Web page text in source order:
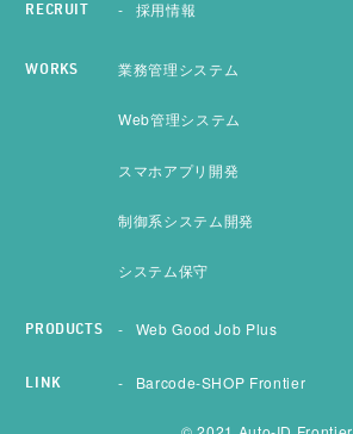
RECRUIT 採用情報
WORKS 業務管理システム
Web管理システム
スマホアプリ開発
制御系システム開発
システム保守
PRODUCTS Web Good Job Plus
LINK Barcode-SHOP Frontier